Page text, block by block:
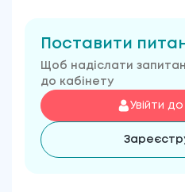
Поставити
Щоб надіслати
до кабінету
Увійти